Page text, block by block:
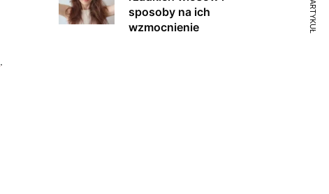
.
sposoby na ich
wzmocnienie